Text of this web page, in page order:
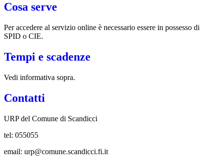
Cosa serve
Per accedere al servizio online è necessario essere in possesso di
SPID o CIE.
Tempi e scadenze
Vedi informativa sopra.
Contatti
URP del Comune di Scandicci
tel: 055055
email: urp@comune.scandicci.fi.it